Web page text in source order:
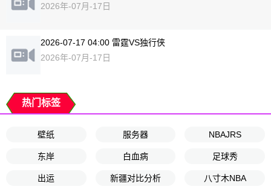
2026年-07月-17日
2026-07-17 04:00 雷霆VS独行侠
2026年-07月-17日
热门标签
壁纸 服务器 NBAJRS
东岸 白血病 足球秀
出运 新疆对比分析 八寸木NBA